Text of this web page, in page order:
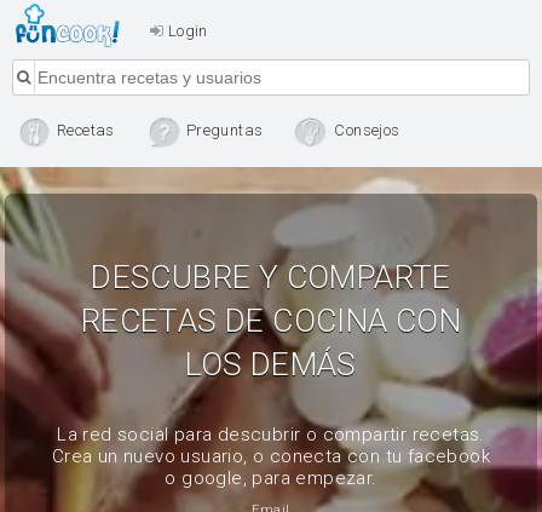
Login
Recetas Preguntas Consejos
DESCUBRE Y COMPARTE
RECETAS DE COCINA CON
LOS DEMÁS
La red social para descubrir o compartir recetas.
Crea un nuevo usuario, o conecta con tu facebook
o google, para empezar.